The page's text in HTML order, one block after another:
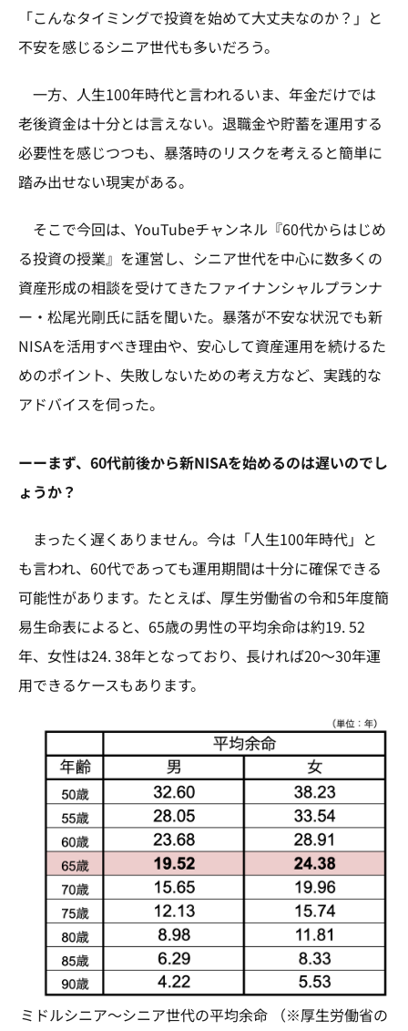
「こんなタイミングで投資を始めて大丈夫なのか？」と
不安を感じるシニア世代も多いだろう。
一方、人生100年時代と言われるいま、年金だけでは
老後資金は十分とは言えない。退職金や貯蓄を運用する
必要性を感じつつも、暴落時のリスクを考えると簡単に
踏み出せない現実がある。
そこで今回は、YouTubeチャンネル『60代からはじめ
る投資の授業』を運営し、シニア世代を中心に数多くの
資産形成の相談を受けてきたファイナンシャルプランナ
ー・松尾光剛氏に話を聞いた。暴落が不安な状況でも新
NISAを活用すべき理由や、安心して資産運用を続けるた
めのポイント、失敗しないための考え方など、実践的な
アドバイスを伺った。
ーーまず、60代前後から新NISAを始めるのは遅いのでし
ょうか？
まったく遅くありません。今は「人生100年時代」と
も言われ、60代であっても運用期間は十分に確保できる
可能性があります。たとえば、厚生労働省の令和5年度簡
易生命表によると、65歳の男性の平均余命は約19. 52
年、女性は24. 38年となっており、長ければ20～30年運
用できるケースもあります。
ミドルシニア〜シニア世代の平均余命 （※厚生労働省の